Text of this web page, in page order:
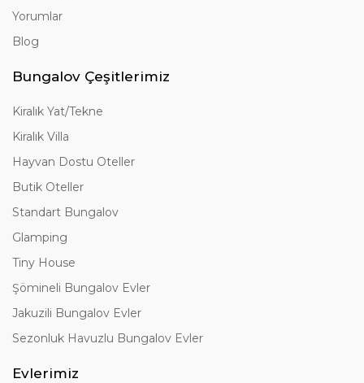
Yorumlar
Blog
Bungalov Çeşitlerimiz
Kiralık Yat/Tekne
Kiralık Villa
Hayvan Dostu Oteller
Butik Oteller
Standart Bungalov
Glamping
Tiny House
Şömineli Bungalov Evler
Jakuzili Bungalov Evler
Sezonluk Havuzlu Bungalov Evler
Evlerimiz